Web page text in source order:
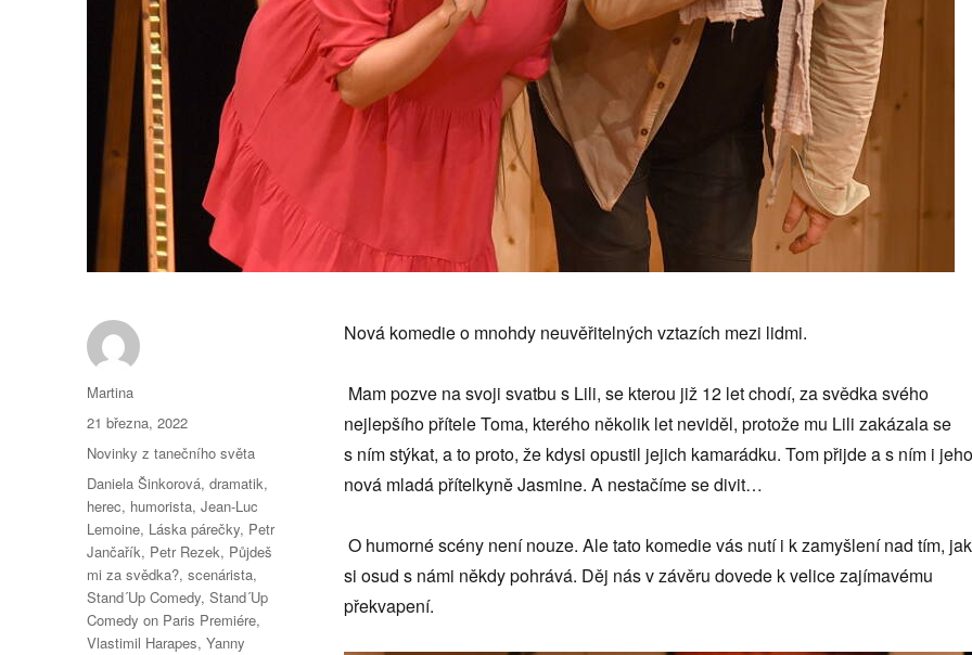
Nová komedie o mnohdy neuvěřitelných vztazích mezi lidmi.
Mam pozve na svoji svatbu s Lili, se kterou již 12 let chodí, za svědka svého
nejlepšího přítele Toma, kterého několik let neviděl, protože mu Lili zakázala se
s ním stýkat, a to proto, že kdysi opustil jejich kamarádku. Tom přijde a s ním i jeho
nová mladá přítelkyně Jasmine. A nestačíme se divit…
O humorné scény není nouze. Ale tato komedie vás nutí i k zamyšlení nad tím, jak
si osud s námi někdy pohrává. Děj nás v závěru dovede k velice zajímavému
překvapení.
Autor:
Martina
Publikováno:
21 března, 2022
Rubriky:
Novinky z tanečního světa
Štítky:
Daniela Šinkorová,dramatik,
herec, humorista,Jean-Luc
Lemoine, Láska párečky, Petr
Jančařík, Petr Rezek, Půjdeš
mi za svědka?,scenárista,
Stand´Up Comedy,Stand´Up
Comedy on Paris Premiére,
Vlastimil Harapes,Yanny